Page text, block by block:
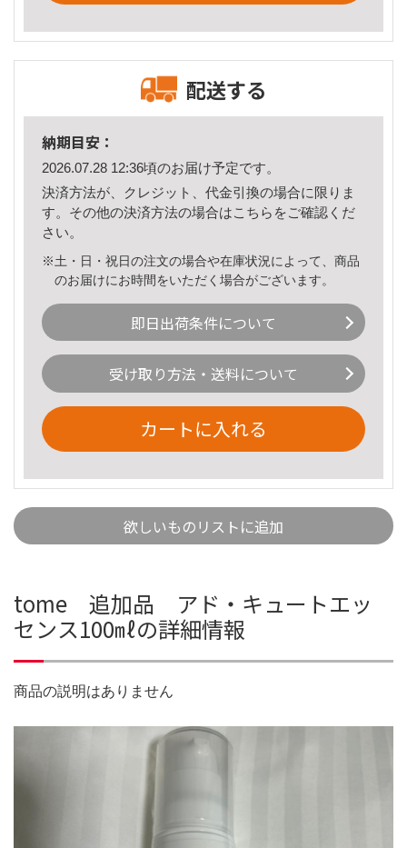
配送する
納期目安：
2026.07.28 12:36頃のお届け予定です。
決済方法が、クレジット、代金引換の場合に限りま
す。その他の決済方法の場合はこちら をご確認くだ
さい。
※土・日・祝日の注文の場合や在庫状況によって、商品
のお届けにお時間をいただく場合がございます。
即日出荷条件について
受け取り方法・送料について
カートに入れる
欲しいものリストに追加
tome 追加品 アド・キュートエッ
センス100㎖の詳細情報
商品の説明はありません